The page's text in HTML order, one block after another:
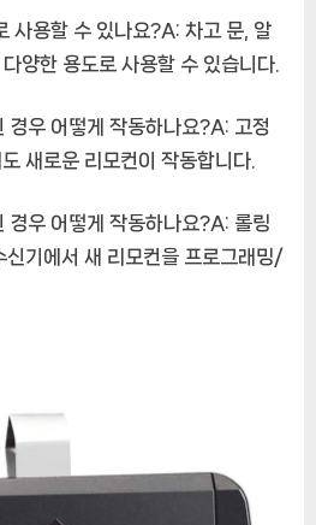
사용할 수 있나요?A: 차고 문, 알
양한 용도로 사용할 수 있습니다.
경우 어떻게 작동하나요?A: 고정
새로운 리모컨이 작동합니다.
경우 어떻게 작동하나요?A: 롤링
신기에서 새 리모컨을 프로그래밍/